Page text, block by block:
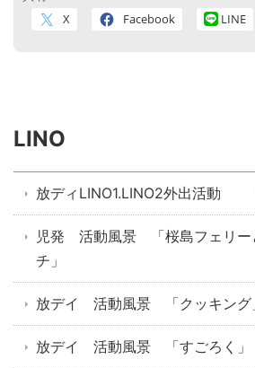
X Facebook LINE
LINO
放ディLINO1.LINO2外出活動
児発 活動風景 「桜島フェリー
チ」
放デイ 活動風景 「クッキング
放デイ 活動風景 「すごろく」